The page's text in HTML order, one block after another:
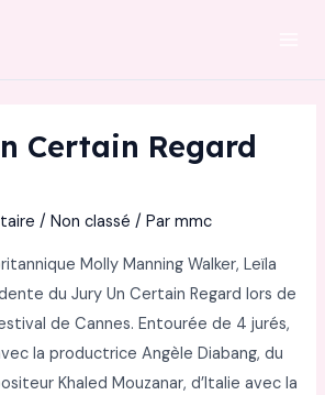
Certain Regard
/Non classé / Parmmc
Molly Manning Walker, Leïla
du Jury Un Certain Regard lors de
de Cannes. Entourée de 4 jurés,
la productrice Angèle Diabang, du
Khaled Mouzanar, d’Italie avec la